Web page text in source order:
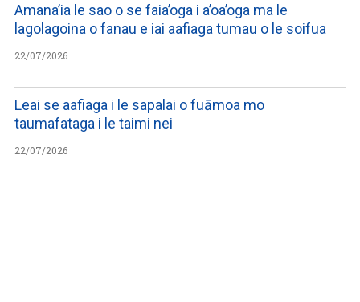
Amana’ia le sao o se faia’oga i a’oa’oga ma le
lagolagoina o fanau e iai aafiaga tumau o le soifua
22/07/2026
Leai se aafiaga i le sapalai o fuāmoa mo
taumafataga i le taimi nei
22/07/2026